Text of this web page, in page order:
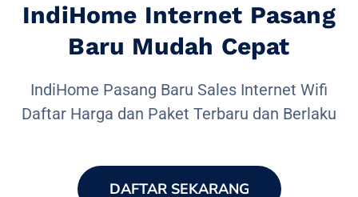
IndiHome Internet Pasang
Baru Mudah Cepat
IndiHome Pasang Baru Sales Internet Wifi
Daftar Harga dan Paket Terbaru dan Berlaku
DAFTAR SEKARANG